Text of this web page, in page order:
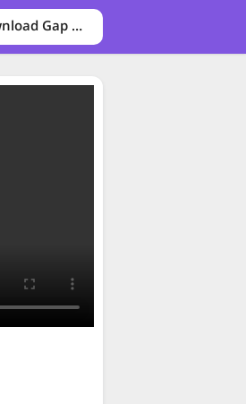
Download Gap messenger